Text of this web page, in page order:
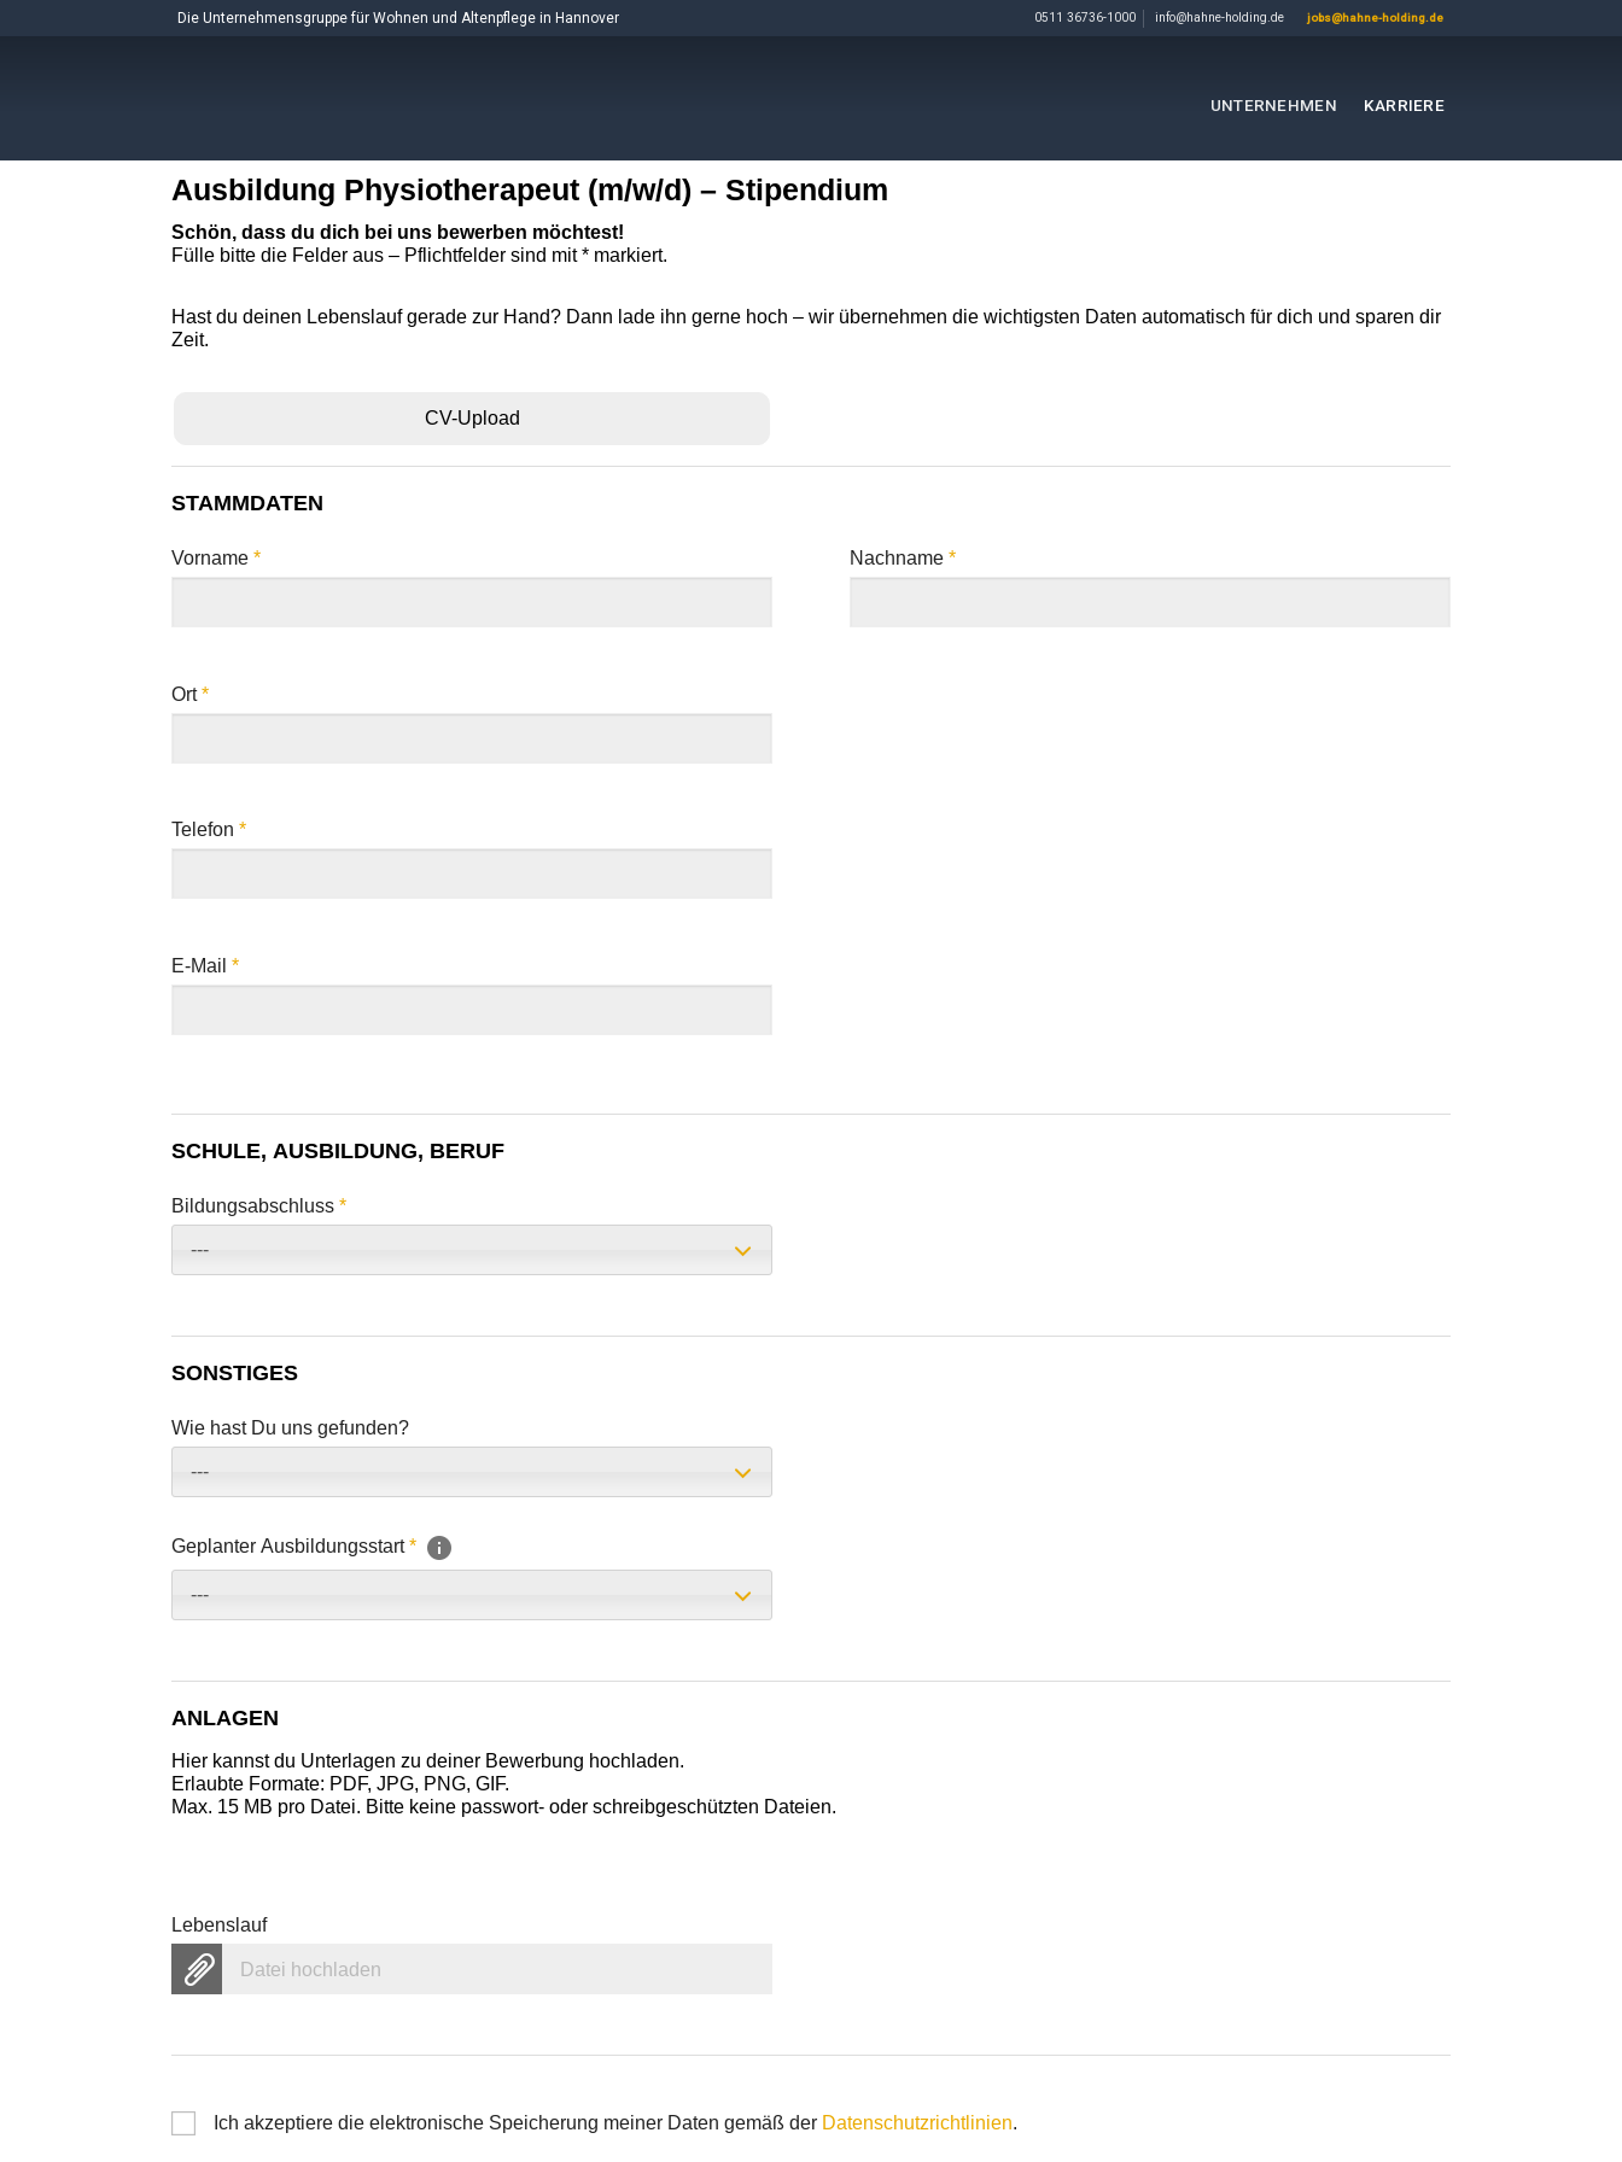
Die Unternehmensgruppe für Wohnen und Altenpflege in Hannover 0511 36736-1000 info@hahne-holding.de jobs@hahne-holding.de
UNTERNEHMEN KARRIERE
Ausbildung Physiotherapeut (m/w/d) – Stipendium
Schön, dass du dich bei uns bewerben möchtest!
Fülle bitte die Felder aus – Pflichtfelder sind mit * markiert.
Hast du deinen Lebenslauf gerade zur Hand? Dann lade ihn gerne hoch – wir übernehmen die wichtigsten Daten automatisch für dich und sparen dir
Zeit.
CV-Upload
STAMMDATEN
Vorname * Nachname *
Ort*
Telefon *
E-Mail *
SCHULE, AUSBILDUNG, BERUF
Bildungsabschluss *
---
SONSTIGES
Wie hast Du uns gefunden?
---
Geplanter Ausbildungsstart*
---
ANLAGEN
Hier kannst du Unterlagen zu deiner Bewerbung hochladen.
Erlaubte Formate: PDF, JPG, PNG, GIF.
Max. 15 MB pro Datei. Bitte keine passwort- oder schreibgeschützten Dateien.
Lebenslauf
Datei hochladen
Ich akzeptiere die elektronische Speicherung meiner Daten gemäß der Datenschutzrichtlinien.